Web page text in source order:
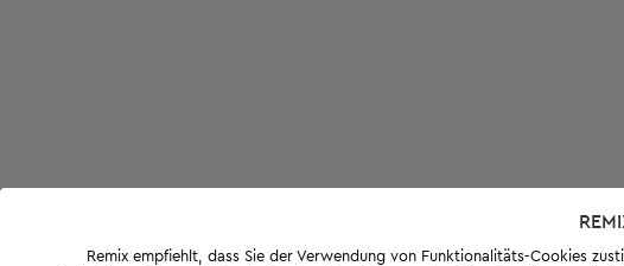
Remix empfiehlt, dass Sie der Verwendung von Funktionalitäts-Cookies